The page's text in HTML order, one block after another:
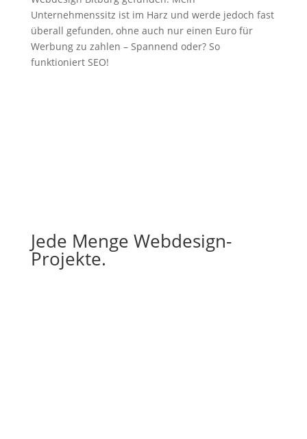
Unternehmenssitz ist im Harz und werde jedoch fast
überall gefunden, ohne auch nur einen Euro für
Werbung zu zahlen – Spannend oder? So
funktioniert SEO!
Jede Menge Webdesign-
Projekte.